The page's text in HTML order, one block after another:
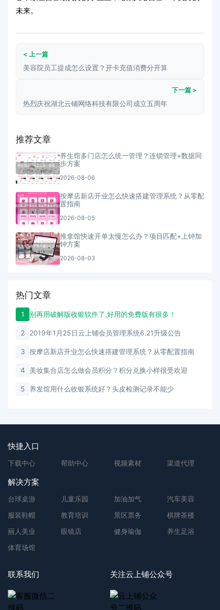
未来。
< 上一篇
美容院员工提成怎么设置？开卡充值消费分开算
下一篇 >
热烈庆祝湖北云铺网络科技有限公司成立五周年
推荐文章
养生馆多门店怎么统一管理？连锁管理+数据同
步方案
2026-08-06
按摩店新店开业怎么快速搭建管理系统？从零配
置指南
2026-08-05
推拿馆快速开单太慢怎么办？项目匹配+上钟加
钟方案
2026-08-03
热门文章
1 别再用破解版收银软件了,好用的免费版有很多！
2 2019年1月25日云上铺会员管理系统6.21升级公告
3 按摩店新店开业怎么快速搭建管理系统？从零配置指南
4 美妆集合店怎么做会员积分？积分兑换小样很受欢迎
5 养发馆用什么收银系统好？头皮检测记录不能少
快捷入口
下载中心 帮助中心 视频素材 渠道代理
解决方案
台球桌游 儿童乐园 加油加气
汽车美容
服装鞋帽
教育培训 景区票务
棋牌茶楼
丽人美业
眼镜店 健身瑜伽
养生足浴
体育场馆
联系我们 关注云上铺公众号